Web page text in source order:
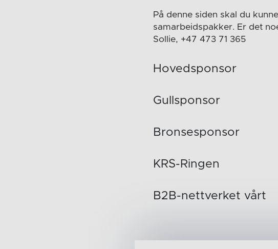
På denne siden skal du
samarbeidspakker. Er det
Sollie, +47 473 71 365
Hovedsponsor
Gullsponsor
Bronsesponsor
KRS-Ringen
B2B-nettverket vårt